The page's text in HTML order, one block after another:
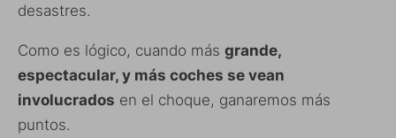
desastres.
Como es lógico, cuando más grande,
espectacular, y más coches se vean
involucrados en el choque, ganaremos más
puntos.